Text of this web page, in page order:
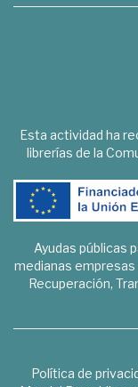
Esta actividad ha
librerías de la
Ayudas públicas
medianas empresas
Recuperación,
Política de